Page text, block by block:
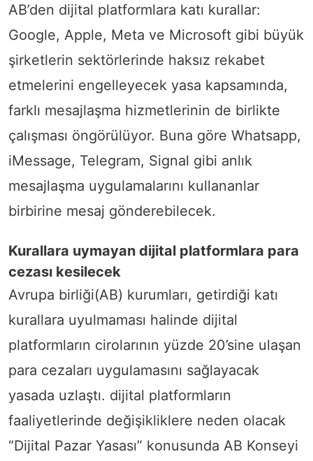
AB’den dijital platformlara katı kurallar:
Google, Apple, Meta ve Microsoft gibi büyük
şirketlerin sektörlerinde haksız rekabet
etmelerini engelleyecek yasa kapsamında,
farklı mesajlaşma hizmetlerinin de birlikte
çalışması öngörülüyor. Buna göre Whatsapp,
iMessage, Telegram, Signal gibi anlık
mesajlaşma uygulamalarını kullananlar
birbirine mesaj gönderebilecek.
Kurallara uymayan dijital platformlara para
cezası kesilecek
Avrupa birliği(AB) kurumları, getirdiği katı
kurallara uyulmaması halinde dijital
platformların cirolarının yüzde 20’sine ulaşan
para cezaları uygulamasını sağlayacak
yasada uzlaştı. dijital platformların
faaliyetlerinde değişikliklere neden olacak
“Dijital Pazar Yasası” konusunda AB Konseyi